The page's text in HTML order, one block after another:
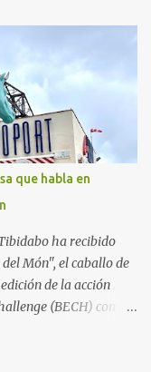
desde
deportivas, hasta
al máximo con los
Palma Aquarium
y a tan sólo 500
un lugar
con los 8.000
del Mediterráneo
por el
que habla en
ha recibido
Món", el caballo de
de la acción
(BECH) con el